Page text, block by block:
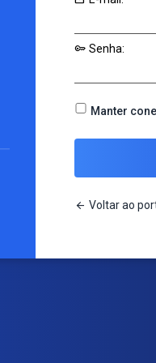
key Senha:
Manter
arrow_back Voltar ao